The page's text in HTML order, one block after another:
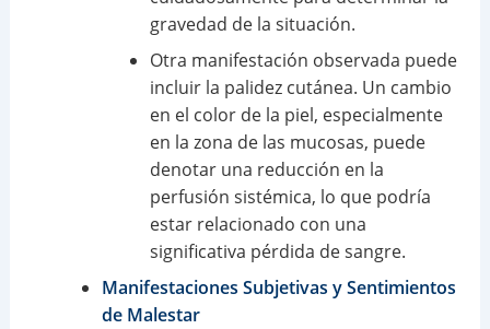
gravedad de la situación.
Otra manifestación observada puede
incluir la palidez cutánea. Un cambio
en el color de la piel, especialmente
en la zona de las mucosas, puede
denotar una reducción en la
perfusión sistémica, lo que podría
estar relacionado con una
significativa pérdida de sangre.
Manifestaciones Subjetivas y Sentimientos
de Malestar